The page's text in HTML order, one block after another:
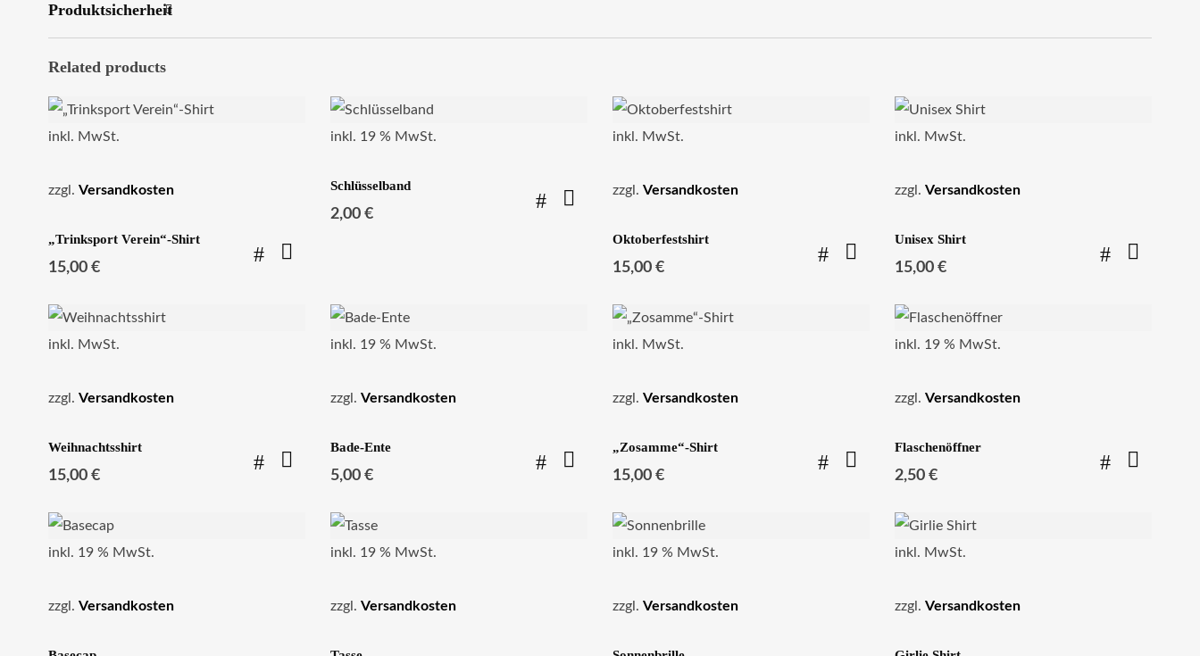
Produktsicherheit
Related products
inkl. MwSt.
zzgl. Versandkosten
„Trinksport Verein“-Shirt
15,00 €
inkl. 19 % MwSt.
Schlüsselband
2,00 €
inkl. MwSt.
zzgl. Versandkosten
Oktoberfestshirt
15,00 €
inkl. MwSt.
zzgl.Versandkosten
Unisex Shirt
15,00€
inkl. MwSt.
zzgl. Versandkosten
Weihnachtsshirt
15,00 €
inkl. 19 % MwSt.
zzgl. Versandkosten
Bade-Ente
5,00 €
inkl. MwSt.
zzgl. Versandkosten
„Zosamme“-Shirt
15,00 €
inkl. 19 % MwSt.
zzgl.Versandkosten
Flaschenöffner
2,50€
inkl. 19 % MwSt.
zzgl. Versandkosten
inkl. 19 % MwSt.
zzgl. Versandkosten
inkl. 19 % MwSt.
zzgl. Versandkosten
inkl. MwSt.
zzgl.Versandkosten